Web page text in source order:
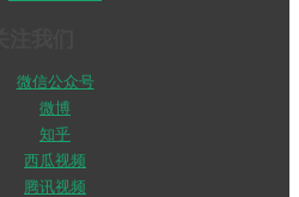
微信公众号
微博
知乎
西瓜视频
腾讯视频